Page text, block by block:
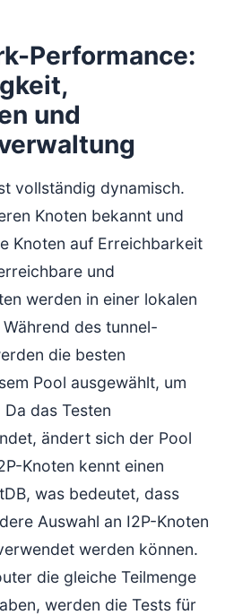
Performance:
und
vollständig dynamisch.
Knoten bekannt und
Knoten auf Erreichbarkeit
und
werden in einer lokalen
des tunnel-
die besten
Pool ausgewählt, um
das Testen
ändert sich der Pool
Knoten kennt einen
was bedeutet, dass
Auswahl an I2P-Knoten
werden können.
die gleiche Teilmenge
werden die Tests für